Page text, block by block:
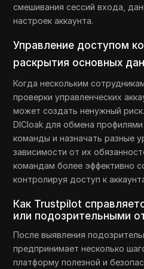
смешивания сессий входа,
настроек аккаунта.
Управление доступом
раскрытия основных
Когда нескольким
проверки управленческих
может создать ненужный
DICloak для обмена
команды и назначать разные
зависимости от их
командам более эффективно
контролируя доступ к
Как Trustpilot
или подозрительными
После выявления
предпринимает несколько
платформу полезной и